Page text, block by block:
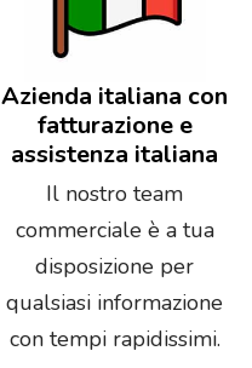
Azienda italiana con
fatturazione e
assistenza italiana
Il nostro team
commerciale è a tua
disposizione per
qualsiasi informazione
con tempi rapidissimi.